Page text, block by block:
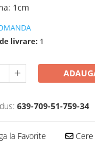
: 1cm
livrare: 1
639-709-51-759-34
la Favorite